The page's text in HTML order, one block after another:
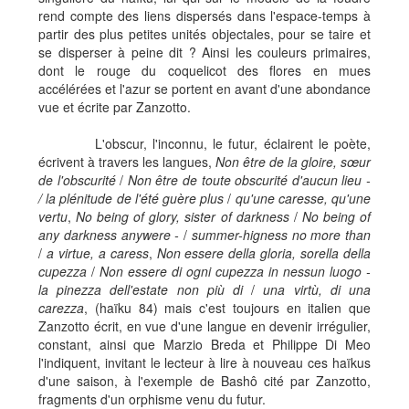
rend compte des liens dispersés dans l'espace-temps à
partir des plus petites unités objectales, pour se taire et
se disperser à peine dit ? Ainsi les couleurs primaires,
dont le rouge du coquelicot des flores en mues
accélérées et l'azur se portent en avant d'une abondance
vue et écrite par Zanzotto.
L'obscur, l'inconnu, le futur, éclairent le poète,
écrivent à travers les langues, Non être de la gloire, sœur
de l'obscurité/ Non être de toute obscurité d'aucun lieu -
/ la plénitude de l'été guère plus/ qu'une caresse, qu'une
vertu,No being of glory, sister of darkness / No being of
any darkness anywere - / summer-higness no more than
/ a virtue, a caress, Non essere della gloria, sorella della
cupezza / Non essere di ogni cupezza in nessun luogo -
la pinezza dell'estate non piùdi/una virtù, di una
carezza, (haïku 84) mais c'est toujours en italien que
Zanzotto écrit, en vue d'une langue en devenir irrégulier,
constant, ainsi que Marzio Breda et Philippe Di Meo
l'indiquent, invitant le lecteur à lire à nouveau ces haïkus
d'une saison, à l'exemple de Bashô cité par Zanzotto,
fragments d'un orphisme venu du futur.